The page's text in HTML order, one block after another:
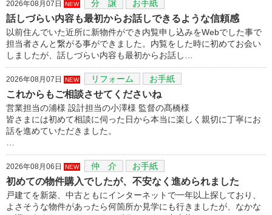
2026年08月07日 NEW 分 譲 お手紙
話しづらい内容も最初からお話しできるような信頼感
以前住んでいた近所に新物件ができ内覧申し込みをWebでした事で
担当者さんと繋がる事ができました。内覧をした時に初めてお会い
しましたが、話しづらい内容も最初からお話し…
2026年08月07日 NEW リフォーム お手紙
これからもご相談させてくださいね
営業担当の浦様 設計担当の小澤様 監督の髙橋様
皆さまには初めて相談に伺った日から本当に楽しく親切に丁寧にお
話を進めていただきました。
2026年08月06日 NEW 仲 介 お手紙
初めての物件購入でしたが、不安なく進められました
戸建てを新築、中古ともにインターネットで一年以上探しており、
よさそうな物件があったら何箇所か見学にも行きましたが、なかな